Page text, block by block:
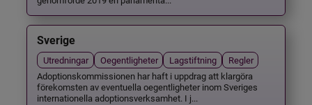
Sverige
Utredningar Oegentligheter Lagstiftning
Regler
Adoptionskommissionen har haft i uppdrag att klargöra
förekomsten av eventuella oegentligheter inom Sveriges
internationella adoptionsverksamhet. I j...